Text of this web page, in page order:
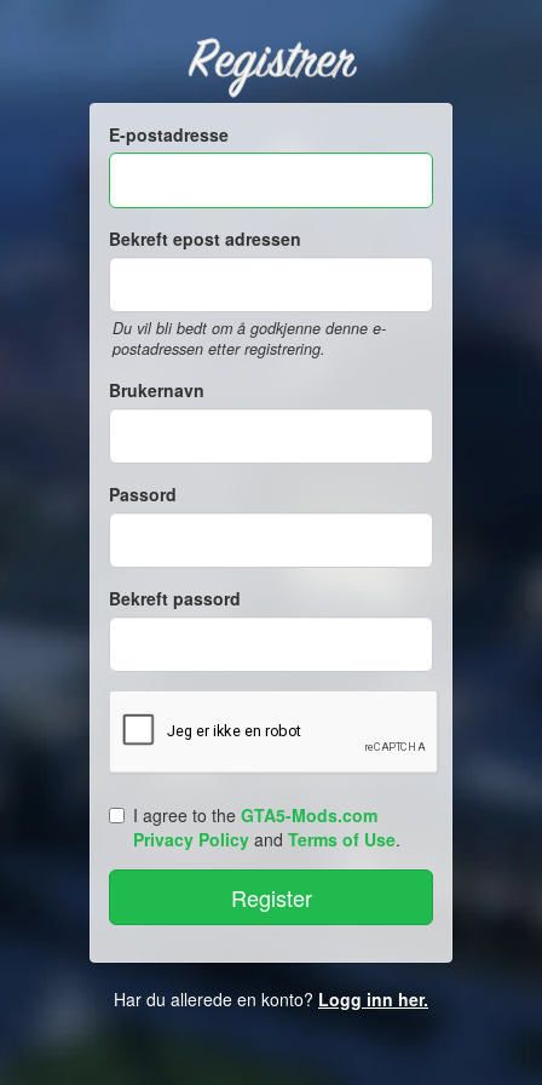
Registrer
E-postadresse
Bekreft epost adressen
Du vil bli bedt om å godkjenne denne e-
postadressen etter registrering.
Brukernavn
Passord
Bekreft passord
I agree to the GTA5-Mods.com
Privacy Policy and Terms of Use.
Har du allerede en konto? Logg inn her.